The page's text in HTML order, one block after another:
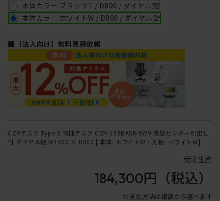
本体カラー:ブラックT / D800 / ダイヤル錠
本体カラー:ホワイトW / D800 / ダイヤル錠
■【法人向け】無料見積依頼
CZRデスク Type S 両袖デスク CZR-158BASK-9W9 浅型センター引出し
付 ダイヤル錠 W1500 × D800 [ 本体: ホワイトW・天板: ホワイトW]
受注生産
184,300円 （税込）
お支払方法は複数から選べます